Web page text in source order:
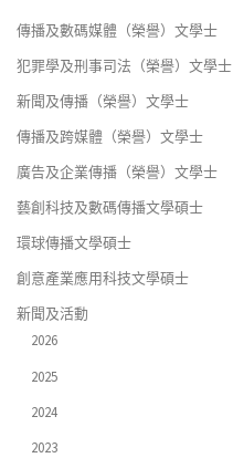
傳播及數碼媒體（榮譽）文學士
犯罪學及刑事司法（榮譽）文學士
新聞及傳播（榮譽）文學士
傳播及跨媒體（榮譽）文學士
廣告及企業傳播（榮譽）文學士
藝創科技及數碼傳播文學碩士
環球傳播文學碩士
創意產業應用科技文學碩士
新聞及活動
2026
2025
2024
2023